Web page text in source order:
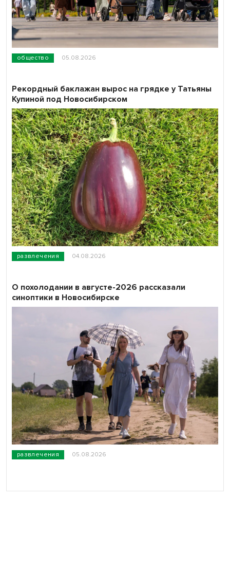
общество 05.08.2026
развлечения 04.08.2026
Рекордный баклажан вырос на грядке у Татьяны
Купиной под Новосибирском
развлечения 05.08.2026
О похолодании в августе-2026 рассказали
синоптики в Новосибирске